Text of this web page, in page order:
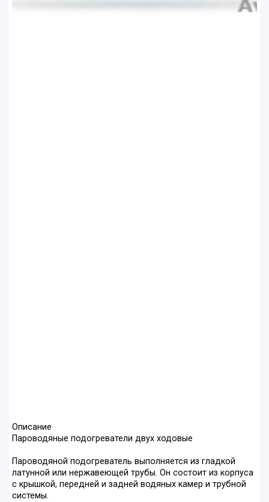
Описание
Пароводяные подогреватели двух ходовые
Пароводяной подогреватель выполняется из гладкой
латунной или нержавеющей трубы. Он состоит из корпуса
с крышкой, передней и задней водяных камер и трубной
системы.